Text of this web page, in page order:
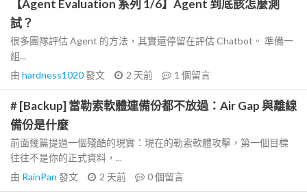
【Agent Evaluation 系列 1/6】Agent 到底該怎麼測
試？
很多團隊評估 Agent 的方法，其實還停留在評估 Chatbot。 準備一
組...
由 hardness1020發文 2 天前 1 個留言
# [Backup] 當勒索軟體連備份都不放過：Air Gap 與離線
備份是什麼
前面幾篇提過一個殘酷的現實：現在的勒索軟體攻擊，第一個目標
往往不是你的正式資料，...
由 RainPan 發文 2 天前 0個留言